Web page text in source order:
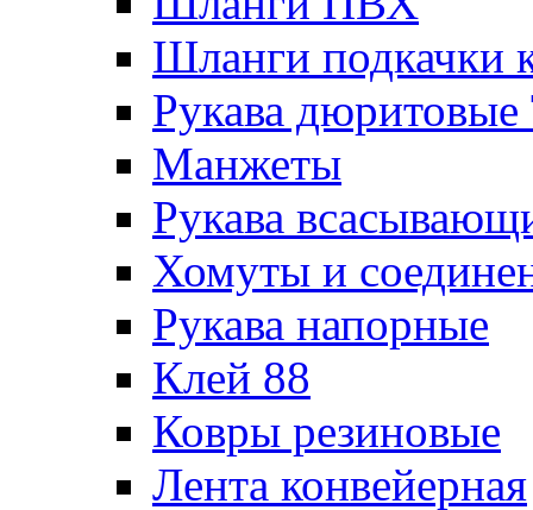
Шланги подкачки
Рукава
Манжеты
Рукава
Хомуты и
Рукава напорные
Клей 88
Ковры резиновые
Лента конвейерная